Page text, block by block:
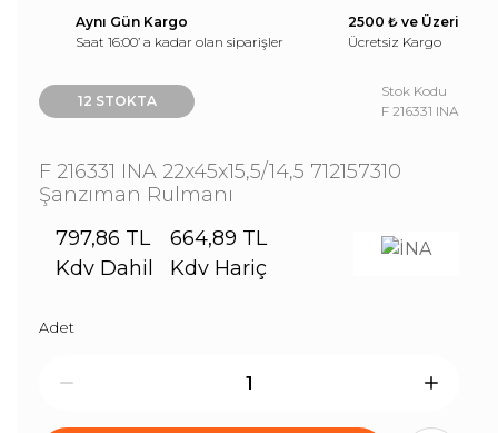
Aynı Gün Kargo
Saat 16:00’ a kadar olan siparişler
2500 ₺ ve Üzeri
Ücretsiz Kargo
12 STOKTA
Stok Kodu
F 216331 INA
F 216331 INA 22x45x15,5/14,5 712157310
Şanzıman Rulmanı
797,86 TL
Kdv Dahil
664,89 TL
Kdv Hariç
Adet